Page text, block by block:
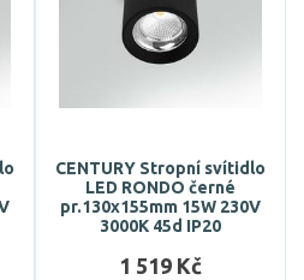
CENTURY Stropní svítidlo
LED RONDO černé
pr.130x155mm 15W 230V
3000K 45d IP20
1 519 Kč